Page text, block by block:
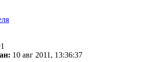
10 авг 2011, 13:36:37